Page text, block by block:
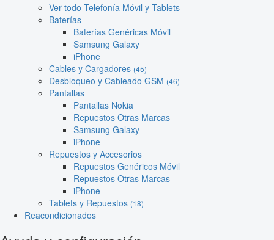
Ver todo Telefonía Móvil y Tablets
Baterías
Baterías Genéricas Móvil
Samsung Galaxy
iPhone
Cables y Cargadores (45)
Desbloqueo y Cableado GSM (46)
Pantallas
Pantallas Nokia
Repuestos Otras Marcas
Samsung Galaxy
iPhone
Repuestos y Accesorios
Repuestos Genéricos Móvil
Repuestos Otras Marcas
iPhone
Tablets y Repuestos (18)
Reacondicionados